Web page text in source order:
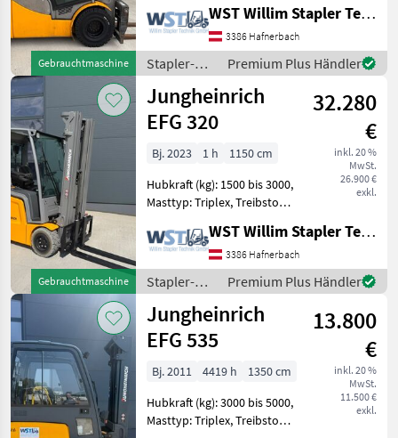
Gebrauchtmaschine
Frontstapler / Dieselstapler,
Tragkraft: 3500kg, Hubhöhe:
4300mm, Anbaugeräte:
Seitenschieb
WST Willim Stapler Technik GmbH
3386 Hafnerbach
Stapler-
und
Lagertechnik
/
Jungheinrich
Premium Plus Händler
Gebrauchtmaschine
Jungheinrich
EFG 320
32.280
€
inkl. 20 %
MwSt.
26.900 €
exkl.
Bj. 2023 1 h
1150 cm
Hubkraft (kg): 1500 bis 3000,
Masttyp: Triplex, Treibstoff:
Frontstapler / Elektro 4
Rad-Stapler, Tragkraft:
2000kg, Hubhöhe: 5000mm,
Bauhöhe: 2235m
WST Willim Stapler Technik GmbH
3386 Hafnerbach
Stapler-
und
Lagertechnik
/
Jungheinrich
Premium Plus Händler
Jungheinrich
EFG 535
13.800
€
inkl. 20 %
MwSt.
11.500 €
exkl.
Bj. 2011 4419 h
1350 cm
Hubkraft (kg): 3000 bis 5000,
Masttyp: Triplex, Treibstoff: